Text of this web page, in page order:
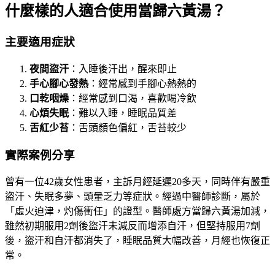
什麼樣的人適合使用當歸六黃湯？
主要適用症狀
夜間盜汗 ：入睡後汗出，醒來即止
手心腳心發熱：經常感到手腳心熱熱的
口乾咽燥 ：經常感到口渴，喜歡喝冷飲
心煩失眠：難以入睡，睡眠品質差
舌紅少苔 ：舌頭顏色偏紅，舌苔較少
實際案例分享
曾有一位42歲女性患者，主訴月經延遲20多天，同時伴有嚴重
盜汗、失眠多夢、頭暈乏力等症狀。經過中醫師診斷，屬於
「虛火迫津，灼傷衝任」的證型。醫師處方當歸六黃湯加減，
雖然初期服用2劑後盜汗未減反而增添自汗，但堅持服用7劑
後，盜汗和自汗都消失了，睡眠品質大幅改善，月經也恢復正
常。